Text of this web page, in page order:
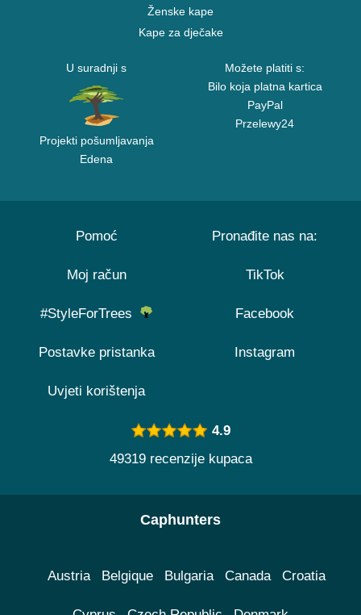
Ženske kape
Kape za dječake
U suradnji s
Projekti pošumljavanja
Edena
Možete platiti s:
Bilo koja platna kartica
PayPal
Przelewy24
Pomoć
Moj račun
#StyleForTrees
Postavke pristanka
Uvjeti korištenja
Pronađite nas na:
TikTok
Facebook
Instagram
4.9
49319 recenzije kupaca
Caphunters
Austria Belgique Bulgaria Canada Croatia